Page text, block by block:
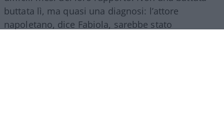
buttata lì, ma quasi una diagnosi: l’attore
napoletano, dice Fabiola, sarebbe stato